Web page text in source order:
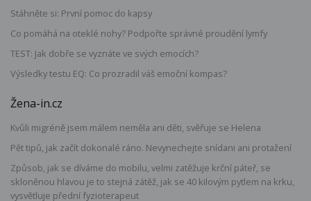
Stáhněte si: První pomoc do kapsy
Co pomáhá na oteklé nohy? Podpořte správné proudění lymfy
TEST: Jak dobře se vyznáte ve svých emocích?
Výsledky testu EQ: Co prozradil váš emoční kompas?
Žena-in.cz
Kvůli migréně jsem málem neměla ani děti, svěřuje se Helena
Pět tipů, jak začít dokonalé ráno. Nevynechejte snídani ani protažení
Způsob, jak se díváme do mobilu, velmi zatěžuje krční páteř, se
skloněnou hlavou je to stejná zátěž, jak se 40 kilovým pytlem na krku,
vysvětluje přední fyzioterapeut